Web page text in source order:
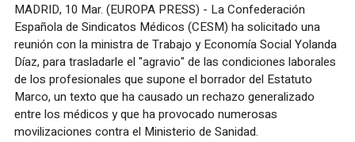
MADRID, 10 Mar. (EUROPA PRESS) - La Confederación
Española de Sindicatos Médicos (CESM) ha solicitado una
reunión con la ministra de Trabajo y Economía Social Yolanda
Díaz, para trasladarle el "agravio" de las condiciones laborales
de los profesionales que supone el borrador del Estatuto
Marco, un texto que ha causado un rechazo generalizado
entre los médicos y que ha provocado numerosas
movilizaciones contra el Ministerio de Sanidad.